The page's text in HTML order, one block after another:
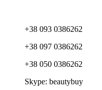
+38 093 0386262
+38 097 0386262
+38 050 0386262
Skype: beautybuy